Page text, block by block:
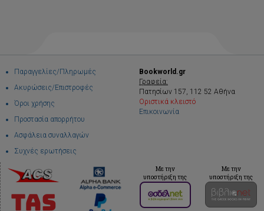
Παραγγελίες/Πληρωμές
Ακυρώσεις/Επιστροφές
Όροι χρήσης
Προστασία απορρήτου
Ασφάλεια συναλλαγών
Συχνές ερωτήσεις
Bookworld.gr
Γραφεία:
Πατησίων 157, 112 52 Αθήνα
Οριστικά κλειστό
Επικοινωνία
Με την
υποστήριξη της
Με την
υποστήριξη της